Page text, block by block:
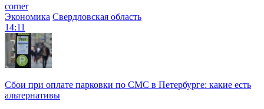
corner
Экономика Свердловская область
14:11
Сбои при оплате парковки по СМС в Петербурге: какие есть
альтернативы